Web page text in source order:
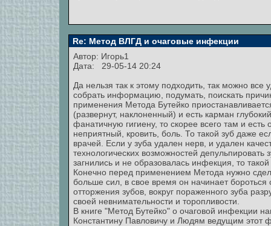
Re: Метод ВЛГД и очаговые инфекции
Автор: Игорь1
Дата: 29-05-14 20:24
Да нельзя так к этому подходить, так можно все
собрать информацию, подумать, поискать
применения Метода Бутейко
(развернут, наклоненный) и есть карман
фанатичную гигиену, то скорее всего там и есть
неприятный, кровить, боль. То такой зуб даже
врачей. Если у зуба удален нерв, и удален
технологических возможностей
загнились и не образовалась инфекция, то
Конечно перед применением Метода нужно
больше сил, в свое время он начинает
отторжения зубов, вокруг пораженного зуба
своей невнимательности и торопливости.
В книге "Метод Бутейко" о очаговой инфекции
Константину Павловичу и Людям ведущим этот